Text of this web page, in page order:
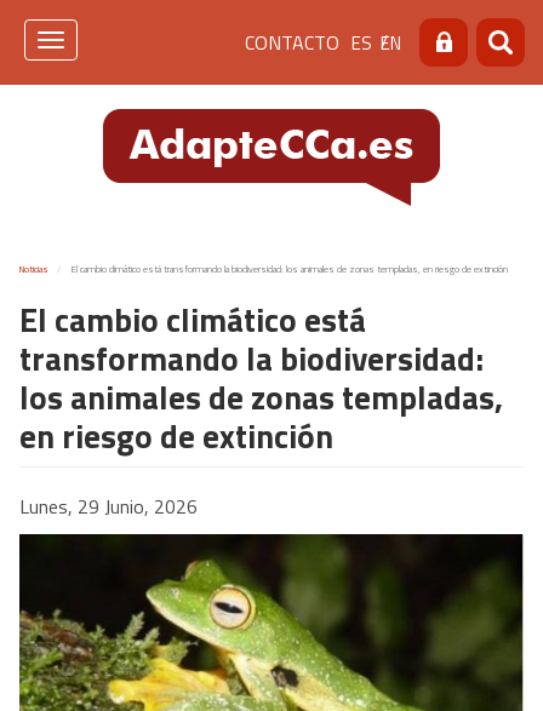
Pasar
Menú
de
cabecera
[contacto]
CONTACTO ES EN Buscar
Toggle
Noticias El cambio climático está transformando la biodiversidad: los animales de zonas templadas, en riesgo de extinción
El cambio climático está
transformando la biodiversidad:
los animales de zonas templadas,
en riesgo de extinción
Lunes, 29 Junio, 2026